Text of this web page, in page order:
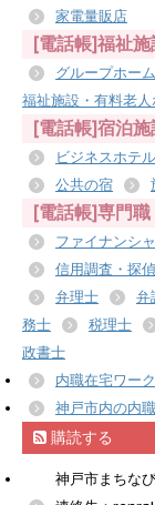
家電量販店
[電話帳]福祉施
グループホーム
福祉施設・有料老人
[電話帳]宿泊施
ビジネスホテル
公共の宿
[電話帳]専門
ファイナンシ
信用調査・探偵
弁理士
弁
務士
税理士
政書士
内職在宅ワー
神戸市内の内
購読する
神戸市まちな